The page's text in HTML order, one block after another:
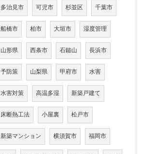
多治見市 可児市 杉並区 千葉市
船橋市 柏市 大垣市 湿度管理
山形県 西条市 石鎚山 長浜市
予防策 山梨県 甲府市 水害
水害対策 高温多湿 新築戸建て
床断熱工法 小屋裏 松戸市
新築マンション 横須賀市 福岡市